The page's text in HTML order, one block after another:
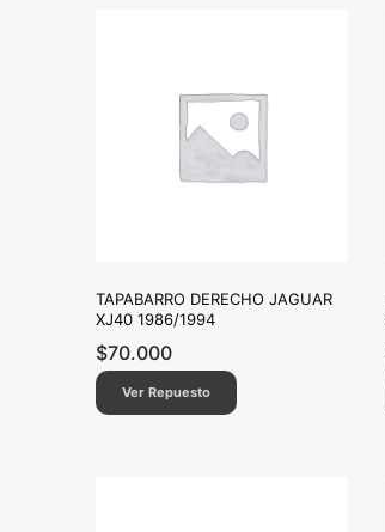
TAPABARRO DERECHO JAGUAR
XJ40 1986/1994
$70.000
Ver Repuesto